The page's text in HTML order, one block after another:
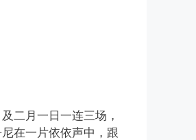
二月一日一连三场，
在一片依依声中，跟